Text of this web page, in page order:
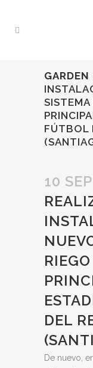
SISTEMA
FÚTBOL
10 SEP
DEL
De nuevo,